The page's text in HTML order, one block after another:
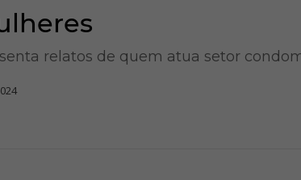
relatos de quem atua setor